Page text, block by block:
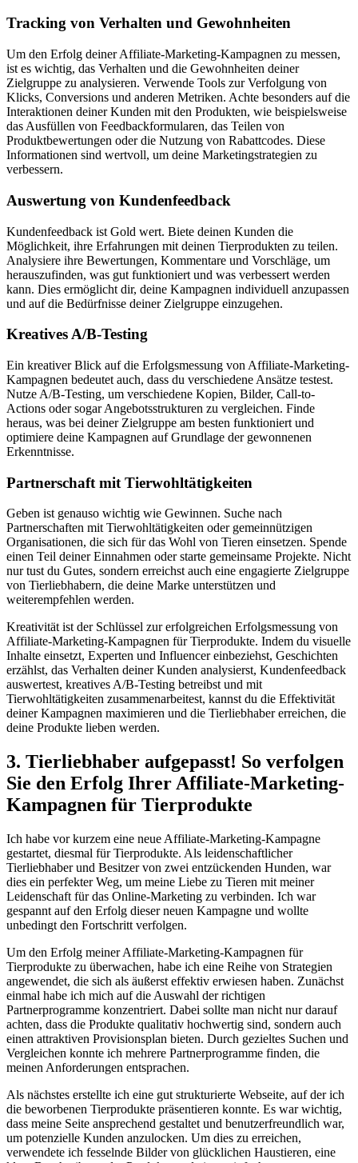
Tracking von Verhalten und Gewohnheiten
Um den Erfolg​ deiner ⁣Affiliate-Marketing-Kampagnen zu​ messen,
ist es wichtig, das Verhalten ‍und die Gewohnheiten deiner⁤
Zielgruppe zu​ analysieren. Verwende Tools zur Verfolgung ⁤von
Klicks,⁣ Conversions und anderen⁢ Metriken. Achte ⁢besonders⁣ auf ‌die
Interaktionen deiner Kunden mit den Produkten, wie beispielsweise
⁢das Ausfüllen⁢ von Feedbackformularen, das Teilen von
Produktbewertungen oder die Nutzung von Rabattcodes.⁣ Diese
Informationen sind wertvoll, um‌ deine Marketingstrategien zu
⁣verbessern.
Auswertung von Kundenfeedback
Kundenfeedback ist Gold ​wert. Biete​ deinen Kunden die
Möglichkeit, ihre Erfahrungen ⁣mit deinen Tierprodukten ⁢zu​ teilen. ​
Analysiere⁤ ihre Bewertungen, Kommentare und Vorschläge, um
herauszufinden, was gut funktioniert⁣ und​ was verbessert werden
kann. ⁤Dies ermöglicht dir, deine Kampagnen ‌individuell anzupassen‌
und auf die Bedürfnisse deiner Zielgruppe einzugehen.
Kreatives A/B-Testing
Ein kreativer Blick auf die⁤ Erfolgsmessung von Affiliate-Marketing-
Kampagnen bedeutet auch, dass ‍du verschiedene Ansätze testest.
Nutze A/B-Testing,​ um verschiedene Kopien, Bilder, Call-to-
Actions oder sogar Angebotsstrukturen zu vergleichen. Finde
heraus, was bei deiner ⁤Zielgruppe⁤ am besten ‍funktioniert und
optimiere deine Kampagnen auf Grundlage ‌der gewonnenen
Erkenntnisse.
Partnerschaft mit Tierwohltätigkeiten
Geben ist genauso wichtig‌ wie Gewinnen. ​Suche⁣ nach
Partnerschaften mit Tierwohltätigkeiten oder ⁣gemeinnützigen
Organisationen, ⁤die sich ‌für⁤ das Wohl von Tieren⁣ einsetzen. Spende
einen Teil deiner ‌Einnahmen oder starte ⁣gemeinsame Projekte. Nicht
nur tust ⁢du Gutes, sondern erreichst auch eine engagierte ‍Zielgruppe
von ⁢Tierliebhabern, die⁤ deine Marke⁤ unterstützen und
⁣weiterempfehlen werden.
Kreativität⁣ ist der ⁢Schlüssel zur ‍erfolgreichen Erfolgsmessung⁤ von
Affiliate-Marketing-Kampagnen für Tierprodukte. Indem du visuelle
Inhalte einsetzt, ‍Experten und Influencer ‍einbeziehst, Geschichten
⁣erzählst, das Verhalten deiner‍ Kunden analysierst, Kundenfeedback
auswertest, kreatives A/B-Testing betreibst ​und ⁤mit
Tierwohltätigkeiten zusammenarbeitest,‌ kannst du die Effektivität
deiner⁣ Kampagnen maximieren und die Tierliebhaber‍ erreichen,⁢ die⁤
deine Produkte ⁢lieben ⁣werden.
3. Tierliebhaber aufgepasst!⁣ So verfolgen
‌Sie den⁢ Erfolg Ihrer Affiliate-Marketing-
Kampagnen für ⁣Tierprodukte
Ich habe‌ vor‍ kurzem eine neue‍ Affiliate-Marketing-Kampagne
gestartet, diesmal‍ für Tierprodukte. Als leidenschaftlicher
Tierliebhaber und Besitzer von zwei⁣ entzückenden Hunden, war
dies ein perfekter Weg, um meine Liebe zu ⁣Tieren mit meiner
⁤Leidenschaft für das Online-Marketing zu verbinden. Ich war
gespannt auf den Erfolg dieser neuen ⁣Kampagne und⁢ wollte⁢
unbedingt ‍den Fortschritt‌ verfolgen.
Um den ‌Erfolg​ meiner Affiliate-Marketing-Kampagnen für
Tierprodukte zu überwachen, ​habe ich eine Reihe von Strategien
‌angewendet, die sich als äußerst effektiv ‌erwiesen ⁢haben. ⁣Zunächst⁣
einmal ​habe ich ‍mich auf die Auswahl der richtigen
Partnerprogramme⁤ konzentriert. Dabei sollte man nicht nur darauf
achten, dass die​ Produkte qualitativ hochwertig sind, sondern ‍auch
einen attraktiven Provisionsplan bieten. Durch ‌gezieltes Suchen und
Vergleichen konnte ⁣ich mehrere Partnerprogramme ⁤finden,⁣ die
meinen Anforderungen‌ entsprachen.
Als ⁣nächstes erstellte ich ​eine gut ⁢strukturierte Webseite, auf der ich
die beworbenen​ Tierprodukte präsentieren konnte. Es ​war wichtig,⁤
dass meine Seite ansprechend gestaltet und benutzerfreundlich war,
um potenzielle Kunden anzulocken. Um dies ‍zu‌ erreichen,
verwendete ich ⁤fesselnde Bilder von glücklichen Haustieren, ⁣eine⁤